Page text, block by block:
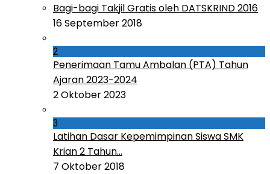
Bagi-bagi Takjil Gratis oleh DATSKRIND 2016
16 September 2018
2
Penerimaan Tamu Ambalan (PTA) Tahun
Ajaran 2023-2024
2 Oktober 2023
3
Latihan Dasar Kepemimpinan Siswa SMK
Krian 2 Tahun...
7 Oktober 2018